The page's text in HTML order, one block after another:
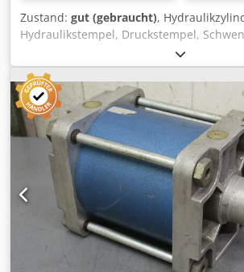
Zustand: gut (gebraucht),
Hydraulikstempel, Druckstempel,
Hydraulikzylinder: doppeltwirkend Hub
Kolbenstange: Ø 16 mm / M12 -
Abmessungen: 450/105/H100 mm -
Dkodpfxsv Ngw Ns Afmsr